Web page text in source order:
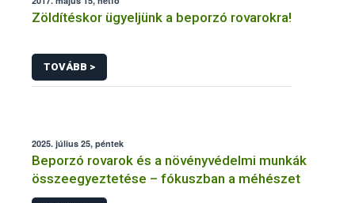
Zöldítéskor ügyeljünk a beporzó rovarokra!
TOVÁBB >
2025. július 25, péntek
Beporzó rovarok és a növényvédelmi munkák
összeegyeztetése – fókuszban a méhészet